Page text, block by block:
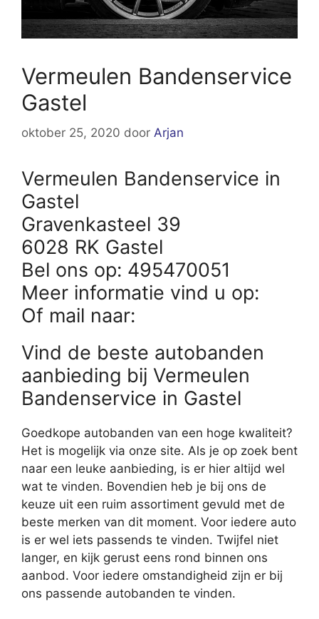
Vermeulen Bandenservice
Gastel
oktober 25, 2020 door Arjan
Vermeulen Bandenservice in
Gastel
Gravenkasteel 39
6028 RK Gastel
Bel ons op: 495470051
Meer informatie vind u op:
Of mail naar:
Vind de beste autobanden
aanbieding bij Vermeulen
Bandenservice in Gastel
Goedkope autobanden van een hoge kwaliteit?
Het is mogelijk via onze site. Als je op zoek bent
naar een leuke aanbieding, is er hier altijd wel
wat te vinden. Bovendien heb je bij ons de
keuze uit een ruim assortiment gevuld met de
beste merken van dit moment. Voor iedere auto
is er wel iets passends te vinden. Twijfel niet
langer, en kijk gerust eens rond binnen ons
aanbod. Voor iedere omstandigheid zijn er bij
ons passende autobanden te vinden.